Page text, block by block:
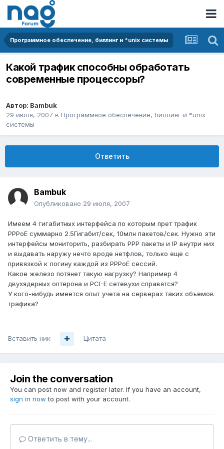
Программное обеспечение, биллинг и *unix системы
Какой трафик способны обработать
современные процессоры?
Автор: Bambuk
29 июля, 2007 в Программное обеспечение, биллинг и *unix
системы
Ответить
Bambuk
Опубликовано 29 июля, 2007
Имеем 4 гигабитных интерфейса по которым прет трафик
PPPoE суммарно 2.5Гигабит/сек, 10млн пакетов/сек. Нужно эти
интерфейсы мониторить, разбирать PPP пакеты и IP внутри них
и выдавать наружу нечто вроде нетфлов, только еще с
привязкой к логину каждой из PPPoE сессий.
Какое железо потянет такую нагрузку? Например 4
двухядерных оптерона и PCI-E сетевухи справятся?
У кого-нибудь имеется опыт учета на серверах таких объемов
трафика?
Вставить ник Цитата
Join the conversation
You can post now and register later. If you have an account,
sign in now to post with your account.
Ответить в тему...